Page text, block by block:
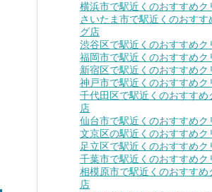
横浜市で駅近くのおすすめク
さいたま市で駅近くのおすす
グ店
渋谷区で駅近くのおすすめク
福岡市で駅近くのおすすめク
新宿区で駅近くのおすすめク
神戸市で駅近くのおすすめク
千代田区で駅近くのおすすめ
店
仙台市で駅近くのおすすめク
文京区の駅近くのおすすめク
足立区で駅近くのおすすめク
千葉市で駅近くのおすすめク
相模原市で駅近くのおすすめ
店